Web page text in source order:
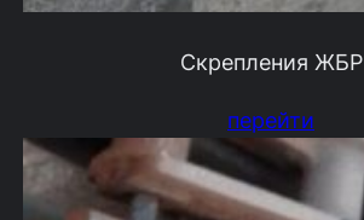
Скрепления ЖБР
перейти